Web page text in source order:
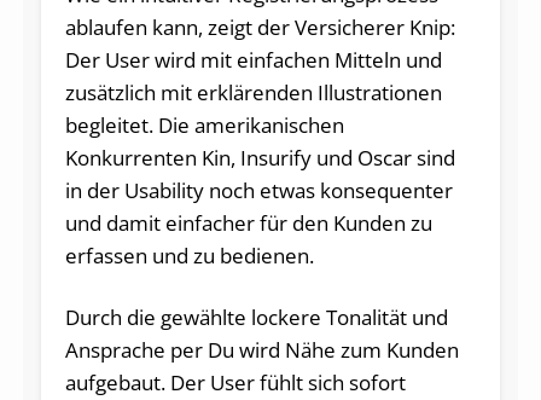
ablaufen kann, zeigt der Versicherer Knip:
Der User wird mit einfachen Mitteln und
zusätzlich mit erklärenden Illustrationen
begleitet. Die amerikanischen
Konkurrenten Kin, Insurify und Oscar sind
in der Usability noch etwas konsequenter
und damit einfacher für den Kunden zu
erfassen und zu bedienen.
Durch die gewählte lockere Tonalität und
Ansprache per Du wird Nähe zum Kunden
aufgebaut. Der User fühlt sich sofort